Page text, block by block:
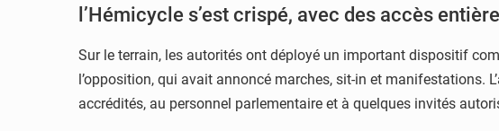
l’Hémicycle s’est crispé, avec des accès
Sur le terrain, les autorités ont déployé un important dispositif
l’opposition, qui avait annoncé marches, sit-in et manifestations.
accrédités, au personnel parlementaire et à quelques invités